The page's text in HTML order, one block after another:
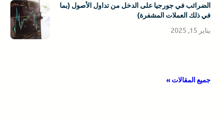
الضرائب في جورجيا على الدخل من تداول الأصول (بما
في ذلك العملات المشفرة)
يناير 15, 2025
جميع المقالات »